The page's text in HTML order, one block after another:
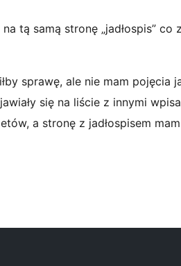
tą samą stronę „jadłospis”
sprawę, ale nie mam pojęcia
się na liście z innymi
a stronę z jadłospisem